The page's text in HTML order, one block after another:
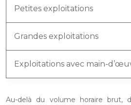
Petites exploitations
Grandes exploitations
Exploitations avec main-
Au-delà du volume horaire brut,